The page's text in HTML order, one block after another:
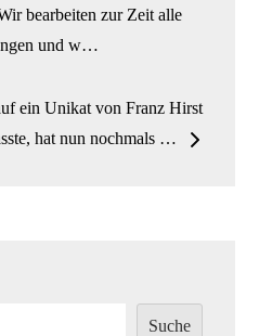
bearbeiten zur Zeit alle
und w…
ein Unikat von Franz Hirst
hat nun nochmals …
Suche